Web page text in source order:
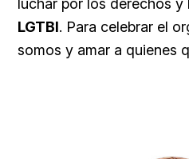
luchar por los derechos
LGTBI. Para celebrar el
somos y amar a quienes